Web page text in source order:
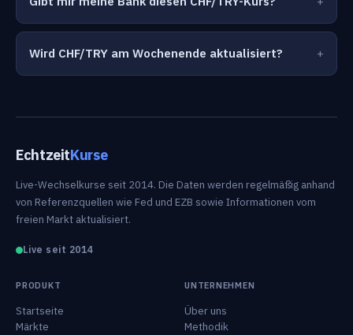
Wird CHF/TRY am Wochenende aktualisiert?
EchtzeitKurse
Live-Wechselkurse seit 2014. Die Daten werden regelmäßig anhand
von Referenzquellen wie Fed und EZB sowie Informationen vom
freien Markt aktualisiert.
Live seit 2014
PRODUKT
Startseite
Märkte
UNTERNEHMEN
Über uns
Methodik